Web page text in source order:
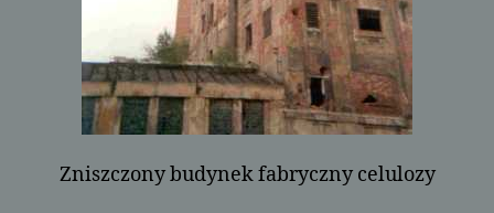
Zniszczony budynek fabryczny celulozy